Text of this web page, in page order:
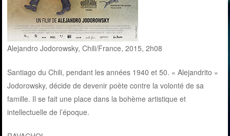
Alejandro Jodorowsky, Chili/France, 2015, 2h08
Santiago du Chili, pendant les années 1940 et 50. « Alejandrito »
Jodorowsky, décide de devenir poète contre la volonté de sa
famille. Il se fait une place dans la bohème artistique et
intellectuelle de l’époque.